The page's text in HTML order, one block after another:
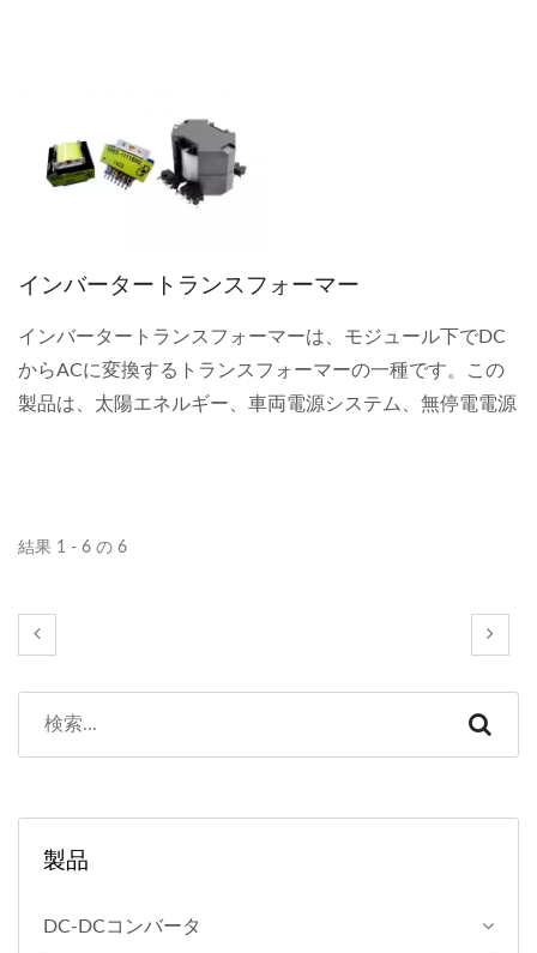
インバータートランスフォーマー
インバータートランスフォーマーは、モジュール下でDC
からACに変換するトランスフォーマーの一種です。この
製品は、太陽エネルギー、車両電源システム、無停電電源
結果 1 - 6 の 6
製品
DC-DCコンバータ